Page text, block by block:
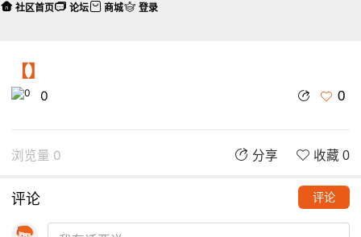
【】
0 0
浏览量 0 分享 收藏 0
评论 评论
社区首页 论坛 商城 登录